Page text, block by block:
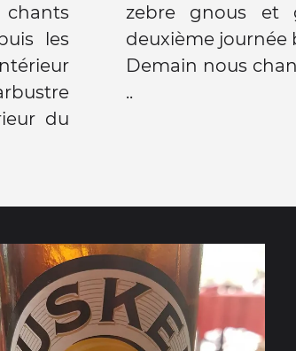
les
du
zebre gnous et
deuxième journée
Demain nous
..